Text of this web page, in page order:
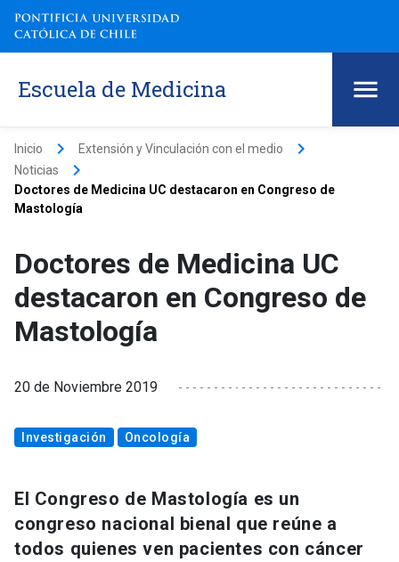
Escuela de Medicina
Inicio keyboard_arrow_right Extensión y Vinculación con el medio keyboard_arrow_right
Noticias keyboard_arrow_right
Doctores de Medicina UC destacaron en Congreso de
Mastología
Doctores de Medicina UC
destacaron en Congreso de
Mastología
20 de Noviembre 2019
Investigación Oncología
El Congreso de Mastología es un
congreso nacional bienal que reúne a
todos quienes ven pacientes con cáncer